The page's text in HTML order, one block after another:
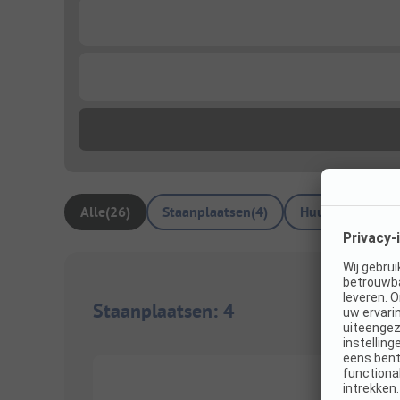
Alle(26) Staanplaatsen(4)
Staanplaatsen: 4